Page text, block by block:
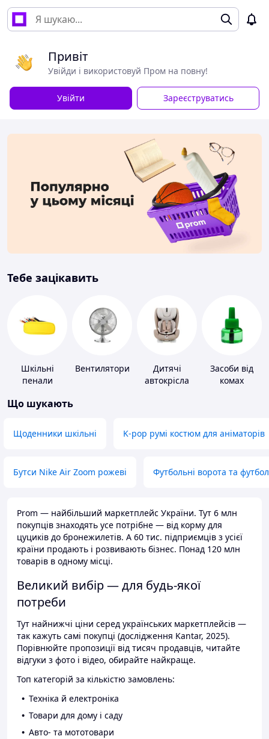
Привіт
Увійди і використовуй Пром на повну!
Увійти Зареєструватись
Тебе зацікавить
Шкільні
пенали
Вентилятори
Дитячі
автокрісла
Засоби від
комах
Що шукають
Щоденники шкільні K-pop румі костюм для аніматорів
Бутси Nike Air Zoom рожеві Футбольні ворота та
Prom — найбільший маркетплейс України. Тут 6 млн
покупців знаходять усе потрібне — від корму для
цуциків до бронежилетів. А 60 тис. підприємців з усієї
країни продають і розвивають бізнес. Понад 120 млн
товарів в одному місці.
Великий вибір — для будь-якої
потреби
Тут найнижчі ціни серед українських маркетплейсів —
так кажуть самі покупці (дослідження Kantar, 2025).
Порівнюйте пропозиції від тисяч продавців, читайте
відгуки з фото і відео, обирайте найкраще.
Топ категорій за кількістю замовлень:
Техніка й електроніка
Товари для дому і саду
Авто- та мототовари